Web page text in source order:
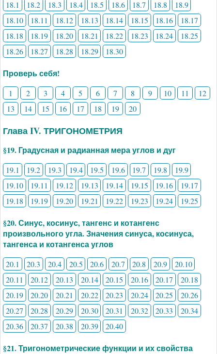
18.1 18.2 18.3 18.4 18.5 18.6 18.7 18.8
18.9
18.10
18.11 18.12 18.13 18.14 18.15 18.16
18.17
18.18
18.19 18.20 18.21 18.22 18.23 18.24
18.25
18.26
18.27 18.28 18.29 18.30
Проверь себя!
1 2 3 4 5 6 7 8 9 10 11
12
13
14 15 16 17 18 19 20
Глава IV. ТРИГОНОМЕТРИЯ
§19. Градусная и радианная мера углов и дуг
19.1 19.2 19.3 19.4 19.5 19.6 19.7 19.8
19.9
19.10
19.11 19.12 19.13 19.14 19.15 19.16
19.17
19.18
19.19 19.20 19.21 19.22 19.23 19.24 19.25
§20. Синус, косинус, тангенс и котангенс
произвольного угла. Значения синуса, косинуса,
тангенса и котангенса углов
20.1 20.3 20.4 20.5 20.6 20.7 20.8 20.9
20.10
20.11
20.12 20.13 20.14 20.15 20.16 20.17
20.18
20.19
20.20 20.21 20.22 20.23 20.24 20.25
20.26
20.27
20.28 20.29 20.30 20.31 20.32 20.33
20.34
20.36
20.37 20.38 20.39 20.40
§21. Тригонометрические функции и их свойства